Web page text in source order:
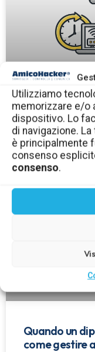
Utilizziamo
memorizzare e/o
dispositivo. Lo
di navigazione.
è principalmente
consenso
consenso.
Accessi dei
aziendale:
LEGGI TUTTO »
Quando un
come gestire